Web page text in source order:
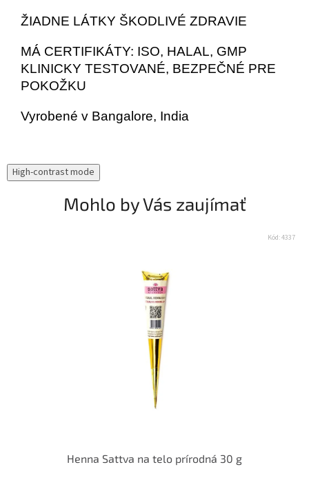
ŽIADNE LÁTKY ŠKODLIVÉ ZDRAVIE
MÁ CERTIFIKÁTY: ISO, HALAL, GMP
KLINICKY TESTOVANÉ, BEZPEČNÉ PRE
POKOŽKU
Vyrobené v Bangalore, India
High-contrast mode
Mohlo by Vás zaujímať
Henna Sattva na telo prírodná 30 g
Kód:4337